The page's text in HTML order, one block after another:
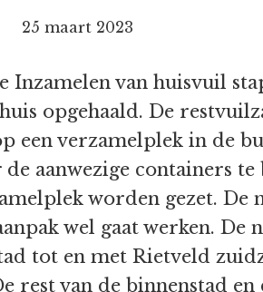
25 maart 2023
van huisvuil
opgehaald. De
een verzamelplek in de
aanwezige containers
worden gezet. De
wel gaat werken. De
tot en met Rietveld
rest van de binnenstad